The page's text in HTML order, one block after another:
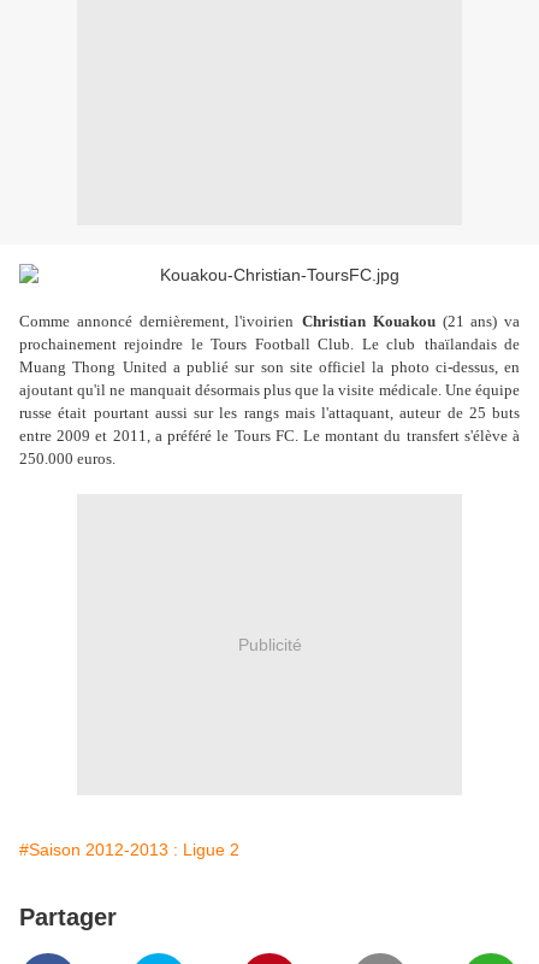
Comme annoncé dernièrement, l'ivoirien Christian Kouakou(21 ans) va
prochainement rejoindre le Tours Football Club. Le club thaïlandais de
Muang Thong United a publié sur son site officiel la photo ci-dessus, en
ajoutant qu'il ne manquait désormais plus que la visite médicale. Une équipe
russe était pourtant aussi sur les rangs mais l'attaquant, auteur de 25 buts
entre 2009 et 2011, a préféré le Tours FC. Le montant du transfert s'élève à
250.000 euros.
Publicité
#Saison 2012-2013 : Ligue 2
Partager